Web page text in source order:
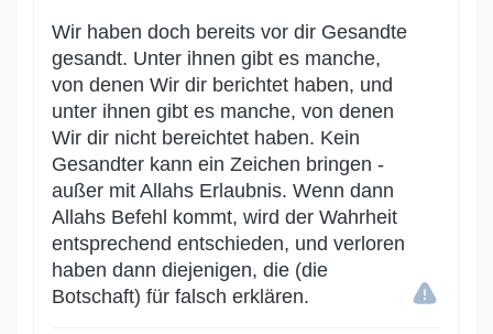
Wir haben doch bereits vor dir Gesandte
gesandt. Unter ihnen gibt es manche,
von denen Wir dir berichtet haben, und
unter ihnen gibt es manche, von denen
Wir dir nicht bereichtet haben. Kein
Gesandter kann ein Zeichen bringen -
außer mit Allahs Erlaubnis. Wenn dann
Allahs Befehl kommt, wird der Wahrheit
entsprechend entschieden, und verloren
haben dann diejenigen, die (die
Botschaft) für falsch erklären.